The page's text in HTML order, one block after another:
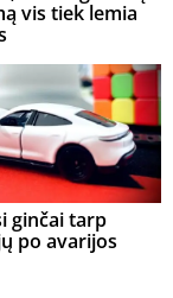
vis tiek lemia
ginčai tarp
po avarijos